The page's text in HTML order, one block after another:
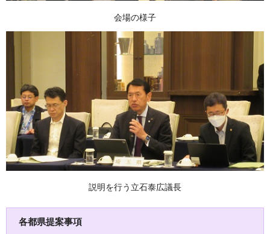
会場の様子
説明を行う立石泰広議長
各都県提案事項